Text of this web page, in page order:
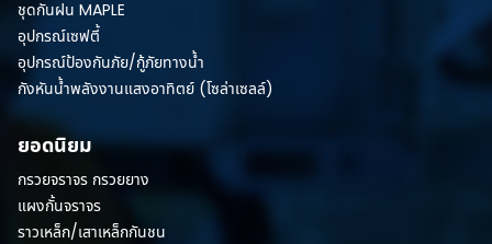
ชุดกันฝน MAPLE
อุปกรณ์เซฟตี้
อุปกรณ์ป้องกันภัย/กู้ภัยทางน้ำ
กังหันน้ำพลังงานแสงอาทิตย์ (โซล่าเซลล์)
ยอดนิยม
กรวยจราจร กรวยยาง
แผงกั้นจราจร
ราวเหล็ก/เสาเหล็กกันชน